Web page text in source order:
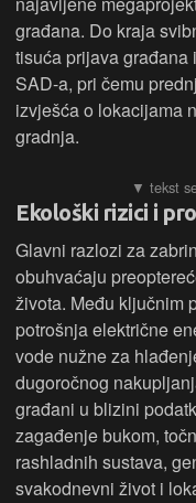
građana. Do kraja
tisuća prijava
SAD-a, pri čemu
izvješća o lokacijama
gradnja.
Ekološki rizici i
Glavni razlozi za
obuhvaćaju
života. Među ključnim
potrošnja električne
vode nužne za
dugoročnog
građani u blizini
zagađenje bukom,
rashladnih sustava,
svakodnevni život i